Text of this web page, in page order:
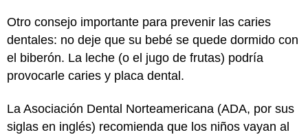
Otro consejo importante para prevenir las caries
dentales: no deje que su bebé se quede dormido con
el biberón. La leche (o el jugo de frutas) podría
provocarle caries y placa dental.
La Asociación Dental Norteamericana (ADA, por sus
siglas en inglés) recomienda que los niños vayan al